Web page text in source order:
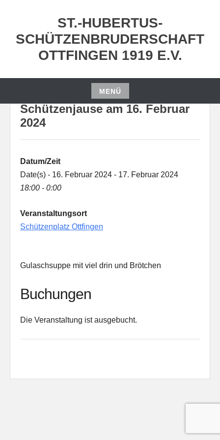
springen
ST.-HUBERTUS-
SCHÜTZENBRUDERSCHAFT
OTTFINGEN 1919 E.V.
MENÜ
Zum
Inhalt
Schützenjause am 16. Februar
2024
Datum/Zeit
Date(s) - 16. Februar 2024 - 17. Februar 2024
18:00 - 0:00
Veranstaltungsort
Schützenplatz Ottfingen
Gulaschsuppe mit viel drin und Brötchen
Buchungen
Die Veranstaltung ist ausgebucht.